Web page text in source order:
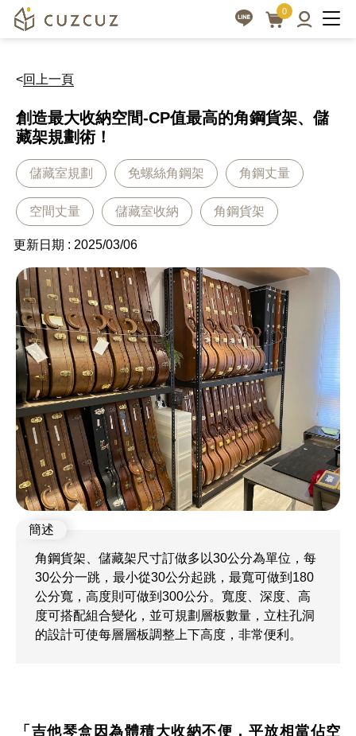
0
<回上一頁
創造最大收納空間-CP值最高的角鋼貨架、儲
藏架規劃術！
儲藏室規劃 免螺絲角鋼架 角鋼丈量
空間丈量 儲藏室收納 角鋼貨架
更新日期 : 2025/03/06
角鋼貨架、儲藏架尺寸訂做多以30公分為單位，每
30公分一跳，最小從30公分起跳，最寬可做到180
公分寬，高度則可做到300公分。寬度、深度、高
度可搭配組合變化，並可規劃層板數量，立柱孔洞
的設計可使每層層板調整上下高度，非常便利。
「吉他琴盒因為體積大收納不便，平放相當佔空